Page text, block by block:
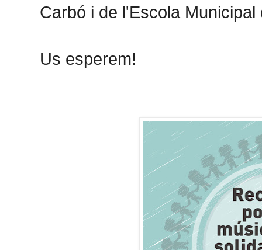
Carbó i de l'Escola Municipal
Us esperem!